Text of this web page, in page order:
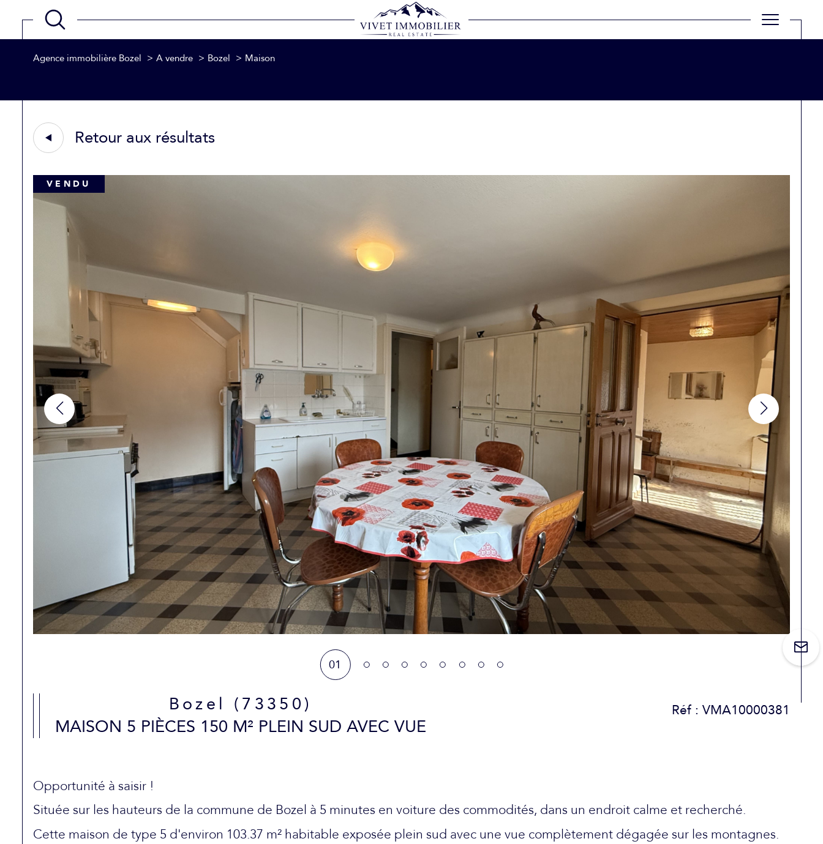
Acheter
Voir les7annonces
Maison 73350 - Bozel
Agence immobilière Bozel A vendre Bozel Maison
Retour aux résultats
VENDU
01
Bozel (73350)
MAISON 5 PIÈCES 150 M² PLEIN SUD AVEC VUE
Réf : VMA10000381
Opportunité à saisir !
Située sur les hauteurs de la commune de Bozel à 5 minutes en voiture des commodités, dans un endroit calme et recherché.
Cette maison de type 5 d'environ 103.37 m² habitable exposée plein sud avec une vue complètement dégagée sur les montagnes.